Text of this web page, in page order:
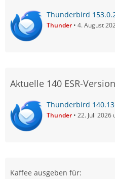
Thunderbird
Thunder 4. August
Aktuelle 140 ESR-Version
Thunderbird
Thunder 22. Juli 2026
Kaffee ausgeben für: